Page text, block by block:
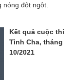
đột ngột.
Kết quả cuộc thi
Tình Cha, tháng
10/2021